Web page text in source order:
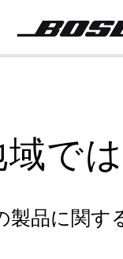
で
品に関す